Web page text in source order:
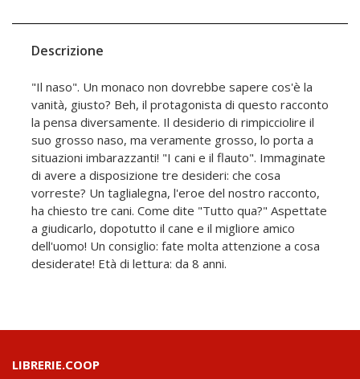
Descrizione
"Il naso". Un monaco non dovrebbe sapere cos'è la
vanità, giusto? Beh, il protagonista di questo racconto
la pensa diversamente. Il desiderio di rimpicciolire il
suo grosso naso, ma veramente grosso, lo porta a
situazioni imbarazzanti! "I cani e il flauto". Immaginate
di avere a disposizione tre desideri: che cosa
vorreste? Un taglialegna, l'eroe del nostro racconto,
ha chiesto tre cani. Come dite "Tutto qua?" Aspettate
a giudicarlo, dopotutto il cane e il migliore amico
dell'uomo! Un consiglio: fate molta attenzione a cosa
desiderate! Età di lettura: da 8 anni.
LIBRERIE.COOP